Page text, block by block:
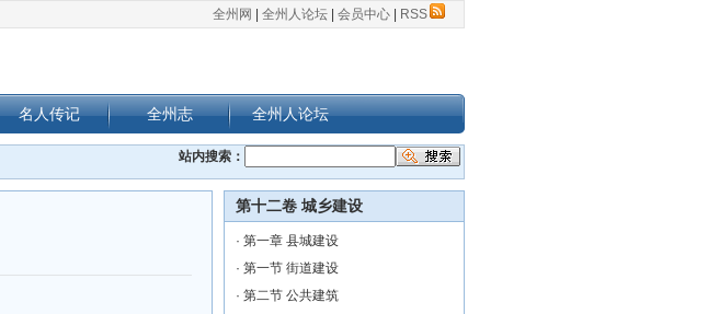
全州网 全州人论坛 会员中心 RSS
名人传记 全州志 全州人论坛
站内搜索：
第十二卷 城乡建设
· 第一章 县城建设
· 第一节 街道建设
· 第二节 公共建筑